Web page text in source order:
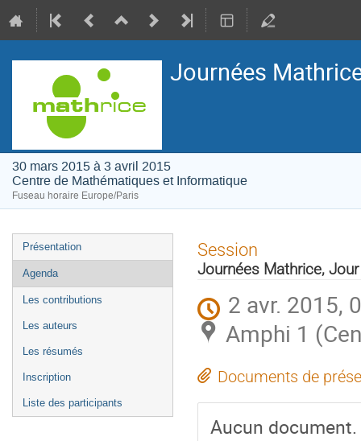
Journées
30 mars 2015 à 3 avril 2015
Centre de Mathématiques et Informatique
Fuseau horaire Europe/Paris
Menu
de
l'événement
Présentation
Agenda
Les contributions
Les auteurs
Les résumés
Inscription
Liste des participants
Session
Journées Mathrice,
2 avr. 2015,
Amphi 1
Documents de
Aucun document.